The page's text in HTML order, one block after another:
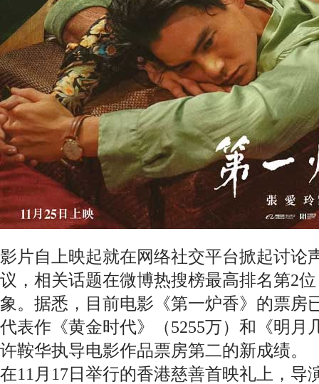
影片自上映起就在网络社交平台掀起讨论
议，相关话题在微博热搜榜最高排名第2
象。据悉，目前电影《第一炉香》的票房
代表作《黄金时代》（5255万）和《明月
许鞍华执导电影作品票房第二的新成绩。
在11月17日举行的香港慈善首映礼上，导